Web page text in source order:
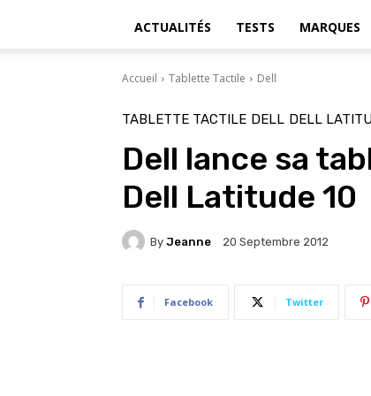
ACTUALITÉS TESTS MARQUES
Accueil Tablette Tactile Dell
TABLETTE TACTILE DELL DELL
Dell lance sa
Dell Latitude 10
By Jeanne 20 Septembre 2012
Facebook Twitter